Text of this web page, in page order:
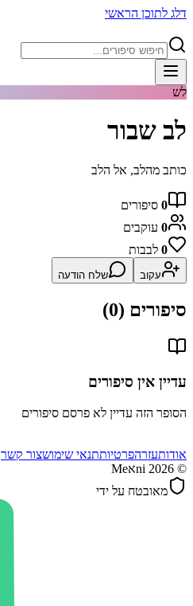
דלג לתוכן הראשי
לש
לב שבור
כותב מהלב, אל הלב
0 סיפורים
0 עוקבים
0 לבבות
עקוב שלח הודעה
סיפורים (0
)
עדיין אין סיפורים
הסופר הזה עדיין לא פרסם סיפורים
אודותעזרהפרטיותתנאי שימושצור קשר
©
2026 Meאni
מאובטח על ידי